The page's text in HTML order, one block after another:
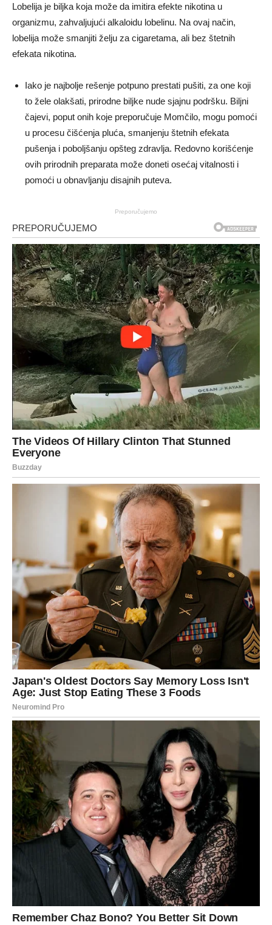
Lobelija je biljka koja može da imitira efekte nikotina u
organizmu, zahvaljujući alkaloidu lobelinu. Na ovaj način,
lobelija može smanjiti želju za cigaretama, ali bez štetnih
efekata nikotina.
Iako je najbolje rešenje potpuno prestati pušiti, za one koji
to žele olakšati, prirodne biljke nude sjajnu podršku. Biljni
čajevi, poput onih koje preporučuje Momčilo, mogu pomoći
u procesu čišćenja pluća, smanjenju štetnih efekata
pušenja i poboljšanju opšteg zdravlja. Redovno korišćenje
ovih prirodnih preparata može doneti osećaj vitalnosti i
pomoći u obnavljanju disajnih puteva.
Preporučujemo